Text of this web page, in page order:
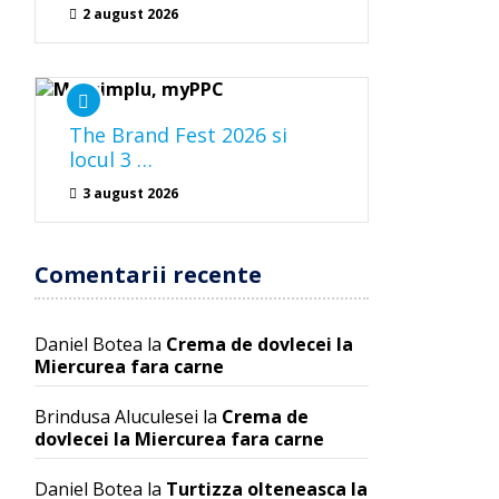
2 august 2026
The Brand Fest 2026 si
locul 3 …
3 august 2026
Comentarii recente
Daniel Botea la Crema de dovlecei la
Miercurea fara carne
Brindusa Aluculesei la Crema de
dovlecei la Miercurea fara carne
Daniel Botea la Turtizza olteneasca la